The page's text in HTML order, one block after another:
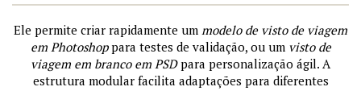
Ele permite criar rapidamente um modelo de visto de viagem
em Photoshoppara testes de validação, ou um visto de
viagem em branco em PSDpara personalização ágil. A
estrutura modular facilita adaptações para diferentes